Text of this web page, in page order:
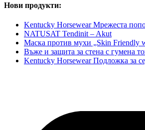
Нови продукти:
Kentucky Horsewear Мрежеста
NATUSAT Tendinit – Akut
Маска против мухи „Skin Friendly
Въже и защита за стена с гумена
Kentucky Horsewear Подложка за